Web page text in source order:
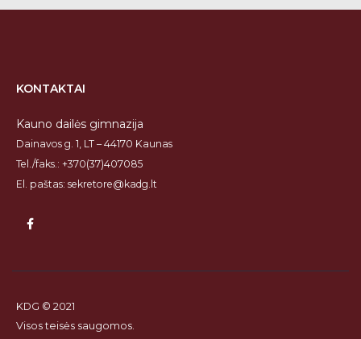
KONTAKTAI
Kauno dailės gimnazija
Dainavos g. 1, LT – 44170 Kaunas
Tel./faks.: +370(37)407085
El. paštas: sekretore@kadg.lt
KDG © 2021
Visos teisės saugomos.